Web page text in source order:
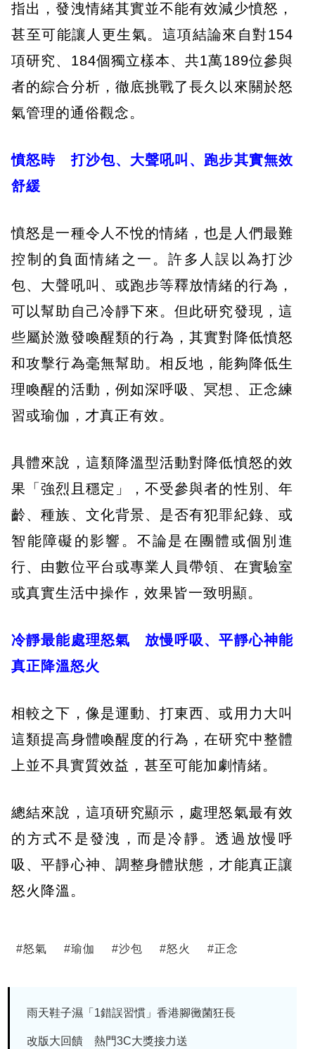
指出，發洩情緒其實並不能有效減少憤怒，
甚至可能讓人更生氣。這項結論來自對154
項研究、184個獨立樣本、共1萬189位參與
者的綜合分析，徹底挑戰了長久以來關於怒
氣管理的通俗觀念。
憤怒時 打沙包、大聲吼叫、跑步其實無效
舒緩
憤怒是一種令人不悅的情緒，也是人們最難
控制的負面情緒之一。許多人誤以為打沙
包、大聲吼叫、或跑步等釋放情緒的行為，
可以幫助自己冷靜下來。但此研究發現，這
些屬於激發喚醒類的行為，其實對降低憤怒
和攻擊行為毫無幫助。相反地，能夠降低生
理喚醒的活動，例如深呼吸、冥想、正念練
習或瑜伽，才真正有效。
具體來說，這類降溫型活動對降低憤怒的效
果「強烈且穩定」，不受參與者的性別、年
齡、種族、文化背景、是否有犯罪紀錄、或
智能障礙的影響。不論是在團體或個別進
行、由數位平台或專業人員帶領、在實驗室
或真實生活中操作，效果皆一致明顯。
冷靜最能處理怒氣 放慢呼吸、平靜心神能
真正降溫怒火
相較之下，像是運動、打東西、或用力大叫
這類提高身體喚醒度的行為，在研究中整體
上並不具實質效益，甚至可能加劇情緒。
總結來說，這項研究顯示，處理怒氣最有效
的方式不是發洩，而是冷靜。透過放慢呼
吸、平靜心神、調整身體狀態，才能真正讓
怒火降溫。
#怒氣 #瑜伽 #沙包 #怒火 #正念
雨天鞋子濕「1錯誤習慣」香港腳黴菌狂長
改版大回饋 熱門3C大獎接力送